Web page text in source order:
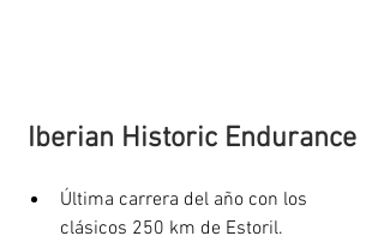
Iberian Historic Endurance
Última carrera del año con los
clásicos 250 km de Estoril.